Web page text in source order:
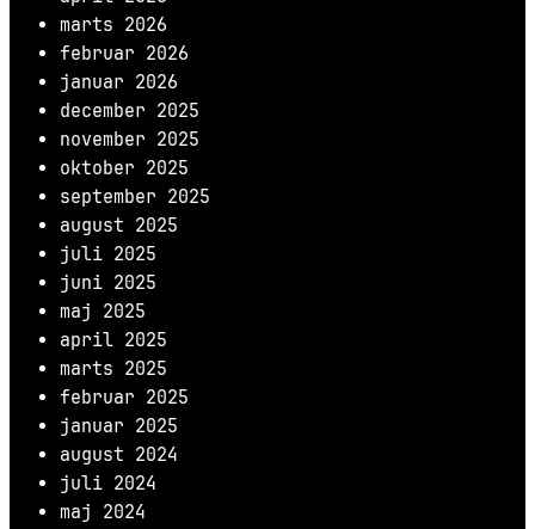
marts 2026
februar 2026
januar 2026
december 2025
november 2025
oktober 2025
september 2025
august 2025
juli 2025
juni 2025
maj 2025
april 2025
marts 2025
februar 2025
januar 2025
august 2024
juli 2024
maj 2024